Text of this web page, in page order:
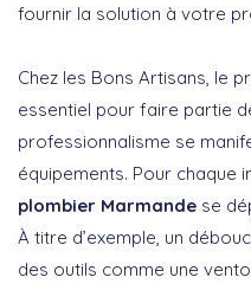
fournir la solution à votre
Chez les Bons Artisans, le
essentiel pour faire partie
professionnalisme se
équipements. Pour chaque
plombier Marmande se
À titre d’exemple, un
des outils comme une